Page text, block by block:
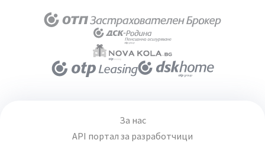
За нас
API портал за разработчици